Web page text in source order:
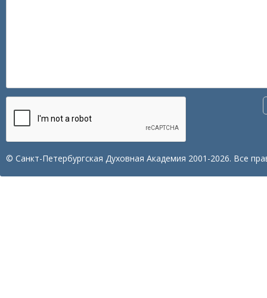
© Санкт-Петербургская Духовная Академия 2001-2026. Все